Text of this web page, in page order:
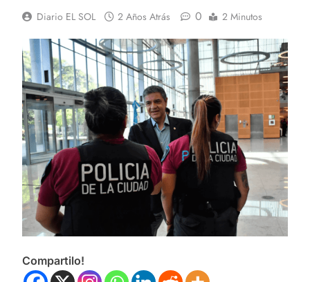
Diario EL SOL 2 Años Atrás 0 2 Minutos
Compartilo!